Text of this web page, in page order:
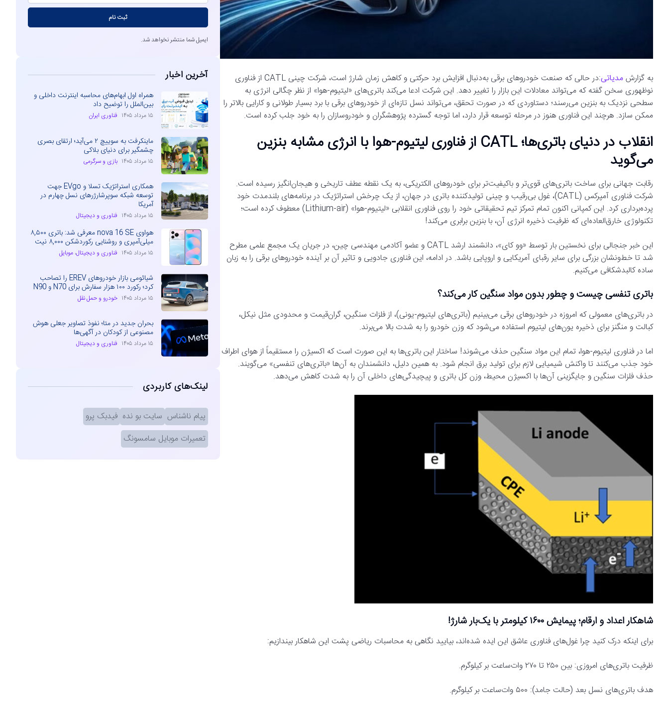
به گزارشمدیاتی
:در حالی که صنعت خودروهای برقی به‌دنبال افزایش برد حرکتی و کاهش زمان شارژ است، شرکت چینی CATL از فناوری
نوظهوری سخن گفته که می‌تواند معادلات این بازار را تغییر دهد. این شرکت ادعا می‌کند باتری‌های «لیتیوم-هوا» از نظر چگالی انرژی به
سطحی نزدیک به بنزین می‌رسند؛ دستاوردی که در صورت تحقق، می‌تواند نسل تازه‌ای از خودروهای برقی با برد بسیار طولانی و کارایی بالاتر را
ممکن سازد. هرچند این فناوری هنوز در مرحله توسعه قرار دارد، اما توجه گسترده پژوهشگران و خودروسازان را به خود جلب کرده است.
انقلاب در دنیای باتری‌ها؛ CATL از فناوری لیتیوم-هوا با انرژی مشابه بنزین
می‌گوید
رقابت جهانی برای ساخت باتری‌های قوی‌تر و باکیفیت‌تر برای خودروهای الکتریکی، به یک نقطه عطف تاریخی و هیجان‌انگیز رسیده است.
شرکت فناوری آمپرکس (CATL)، غول بی‌رقیب و چینی تولیدکننده باتری در جهان، از یک چرخش استراتژیک در برنامه‌های بلندمدت خود
پرده‌برداری کرد. این کمپانی اکنون تمام تمرکز تیم تحقیقاتی خود را روی فناوری انقلابی «لیتیوم-هوا» (Lithium-air) معطوف کرده است؛
تکنولوژی خارق‌العاده‌ای که ظرفیت ذخیره انرژی آن، با بنزین برابری می‌کند!
این خبر جنجالی برای نخستین بار توسط «وو کای»، دانشمند ارشد CATL و عضو آکادمی مهندسی چین، در جریان یک مجمع علمی مطرح
شد تا خط‌ونشان بزرگی برای سایر رقبای آمریکایی و اروپایی باشد. در ادامه، این فناوری جادویی و تاثیر آن بر آینده خودروهای برقی را به زبان
ساده کالبدشکافی می‌کنیم.
باتری تنفسی چیست و چطور بدون مواد سنگین کار می‌کند؟
در باتری‌های معمولی که امروزه در خودروهای برقی می‌بینیم (باتری‌های لیتیوم-یونی)، از فلزات سنگین، گران‌قیمت و محدودی مثل نیکل،
کبالت و منگنز برای ذخیره یون‌های لیتیوم استفاده می‌شود که وزن خودرو را به شدت بالا می‌برند.
اما در فناوری لیتیوم-هوا، تمام این مواد سنگین حذف می‌شوند! ساختار این باتری‌ها به این صورت است که اکسیژن را مستقیماً از هوای اطراف
خود جذب می‌کنند تا واکنش شیمیایی لازم برای تولید برق انجام شود. به همین دلیل، دانشمندان به آن‌ها «باتری‌های تنفسی» می‌گویند.
حذف فلزات سنگین و جایگزینی آن‌ها با اکسیژن محیط، وزن کل باتری و پیچیدگی‌های داخلی آن را به شدت کاهش می‌دهد.
شاهکار اعداد و ارقام؛ پیمایش ۱۶۰۰ کیلومتر با یک‌بار شارژ!
برای اینکه درک کنید چرا غول‌های فناوری عاشق این ایده شده‌اند، بیایید نگاهی به محاسبات ریاضی پشت این شاهکار بیندازیم:
ظرفیت باتری‌های امروزی: بین ۲۵۰ تا ۲۷۰ وات‌ساعت بر کیلوگرم.
هدف باتری‌های نسل بعد (حالت جامد): ۵۰۰ وات‌ساعت بر کیلوگرم.
ثبت نام
ایمیل شما منتشر نخواهد شد.
آخرین اخبار
همراه اول ابهام‌های محاسبه اینترنت داخلی و
بین‌الملل را توضیح داد
۱۵ مرداد ۱۴۰۵ فناوری ایران
ماینکرفت به سوییچ ۲ می‌آید؛ ارتقای بصری
چشمگیر برای دنیای بلاکی
۱۵ مرداد ۱۴۰۵ بازی و سرگرمی
همکاری استراتژیک تسلا و EVgo جهت
توسعه شبکه سوپرشارژرهای نسل چهارم در
آمریکا
۱۵ مرداد ۱۴۰۵ فناوری و دیجیتال
هواوی nova 16 SE معرفی شد: باتری ۸,۵۰۰
میلی‌آمپری و روشنایی رکوردشکن ۸,۰۰۰ نیت
۱۵ مرداد ۱۴۰۵ فناوری و دیجیتال،موبایل
شیائومی بازار خودروهای EREV را تصاحب
کرد؛ رکورد ۱۰۰ هزار سفارش برای N70 و N90
۱۵ مرداد ۱۴۰۵ خودرو و حمل نقل
بحران جدید در متا؛ نفوذ تصاویر جعلی هوش
مصنوعی از کودکان در آگهی‌ها
۱۵ مرداد ۱۴۰۵ فناوری و دیجیتال
لینک‌های کاربردی
پیام ناشناس سایت بو نده فیدبک پرو
تعمیرات موبایل سامسونگ